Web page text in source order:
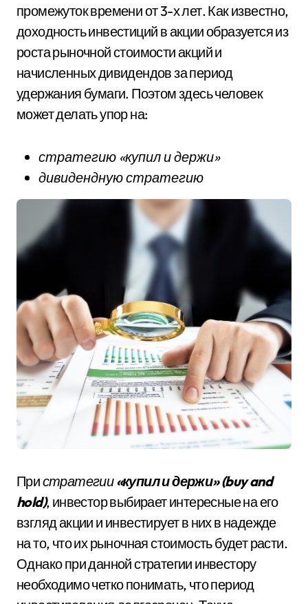
промежуток времени от 3-х лет. Как известно,
доходность инвестиций в акции образуется из
роста рыночной стоимости акций и
начисленных дивидендов за период
удержания бумаги. Поэтом здесь человек
может делать упор на:
стратегию «купил и держи»
дивидендную стратегию
Пристратегии«купил и держи» (buy and
hold), инвестор выбирает интересные на его
взгляд акции и инвестирует в них в надежде
на то, что их рыночная стоимость будет расти.
Однако при данной стратегии инвестору
необходимо четко понимать, что период